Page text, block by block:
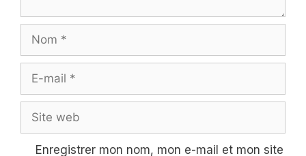
Nom
mail
Site
web
Enregistrer mon nom, mon e-mail et mon site